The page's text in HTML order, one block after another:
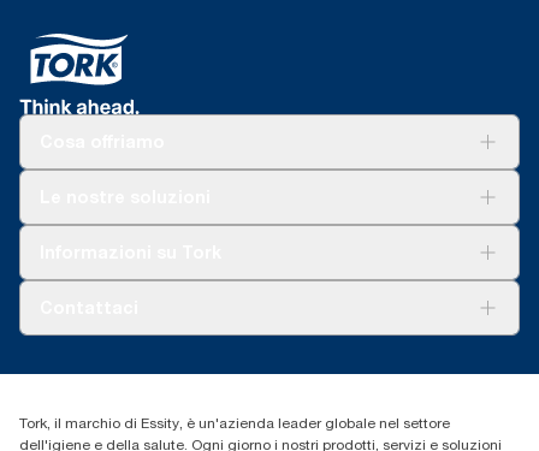
+39 0331 443896
Tork, il marchio di Essity, è un'azienda leader globale nel settore
dell'igiene e della salute. Ogni giorno i nostri prodotti, servizi e soluzioni